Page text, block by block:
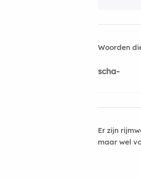
Woorden
scha-
Er zijn
maar wel